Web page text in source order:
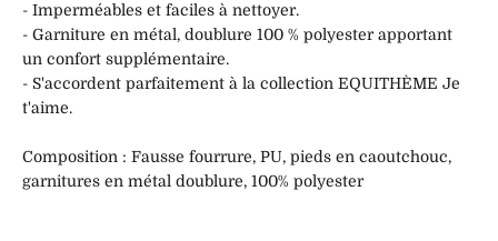
- Imperméables et faciles à nettoyer.
- Garniture en métal, doublure 100 % polyester apportant
un confort supplémentaire.
- S'accordent parfaitement à la collection EQUITHÈME Je
t'aime.
Composition : Fausse fourrure, PU, pieds en caoutchouc,
garnitures en métal doublure, 100% polyester